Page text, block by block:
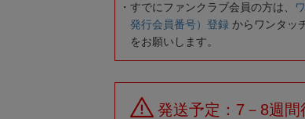
すでにファンクラブ会員の方は、
発行会員番号）登録 からワンタッ
をお願いします。
発送予定：7－8週間